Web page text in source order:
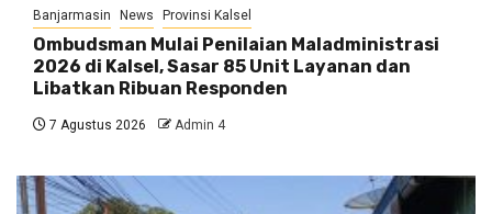
Banjarmasin News Provinsi Kalsel
Ombudsman Mulai Penilaian Maladministrasi
2026 di Kalsel, Sasar 85 Unit Layanan dan
Libatkan Ribuan Responden
7 Agustus 2026 Admin 4